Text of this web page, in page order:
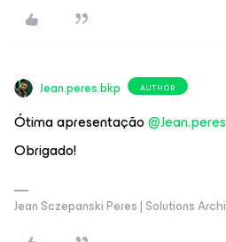
Jean.peres.bkp AUTHOR
Ótima apresentação
Obrigado!
Jean Sczepanski Peres | Solutions